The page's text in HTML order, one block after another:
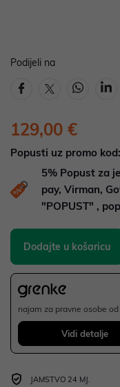
Podijeli na
129,00 €
Popusti uz promo kod:
5% Popust za
pay, Virman,
"POPUST" ,
Dodajte u košaricu
najam za pravne osobe
Vidi detalje
JAMSTVO 24 MJ.